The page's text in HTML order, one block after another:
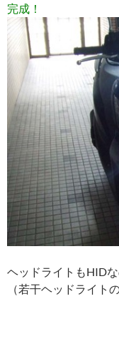
完成！
ヘッドライトもHID
（若干ヘッドライト